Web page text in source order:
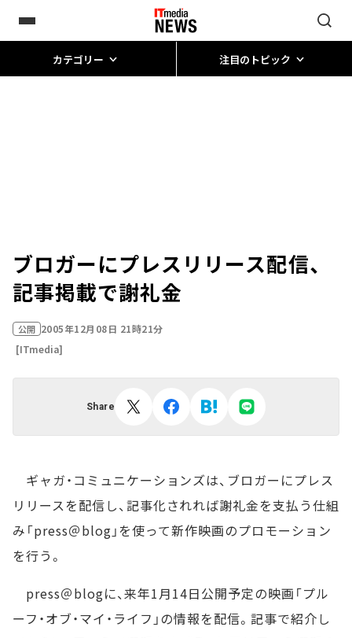
カテゴリー 注目のトピック
ブロガーにプレスリリース配信、
記事掲載で謝礼金
公開 2005年12月08日 21時21分
[ITmedia]
Share
ギャガ・コミュニケーションズは、ブロガーにプレス
リリースを配信し、記事化されれば謝礼金を支払う仕組
み「press＠blog」を使って新作映画のプロモーション
を行う。
press＠blogに、来年1月14日公開予定の映画「プル
ーフ・オブ・マイ・ライフ」の情報を配信。記事で紹介し